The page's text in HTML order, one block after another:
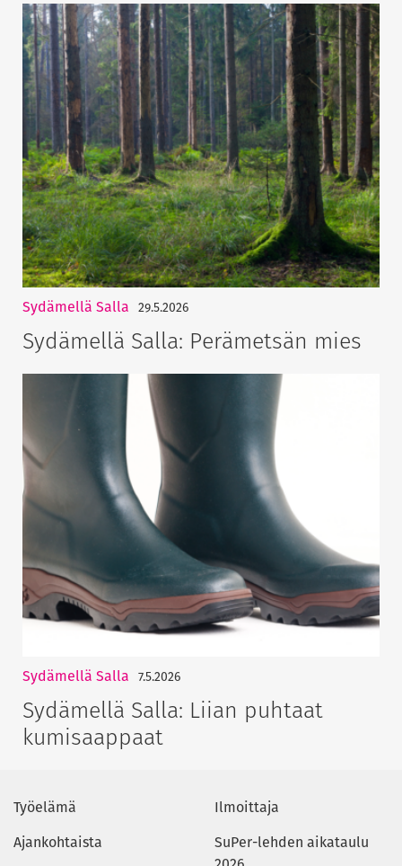
Sydämellä Salla 29.5.2026
Sydämellä Salla: Perämetsän mies
Sydämellä Salla 7.5.2026
Sydämellä Salla: Liian puhtaat
kumisaappaat
Työelämä
Ajankohtaista
Ilmoittaja
SuPer-lehden aikataulu